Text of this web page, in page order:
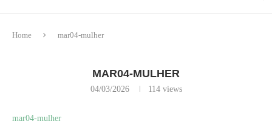
Home mar04-mulher
MAR04-MULHER
04/03/2026 114views
mar04-mulher